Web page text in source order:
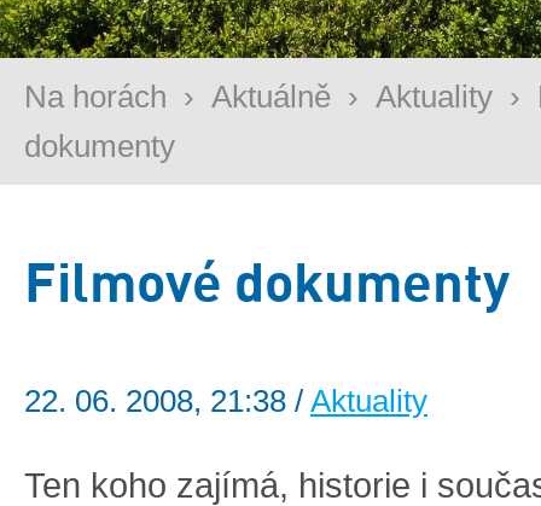
Na horách › Aktuálně › Aktuality ›
dokumenty
Filmové dokumenty
22. 06. 2008, 21:38 / Aktuality
Ten koho zajímá, historie i